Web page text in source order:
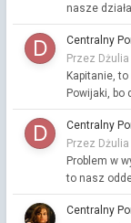
nasze
Centralny
Przez Dżulia
Kapitanie,
Powijaki, bo
Centralny
Przez Dżulia
Problem w
to nasz
Centralny